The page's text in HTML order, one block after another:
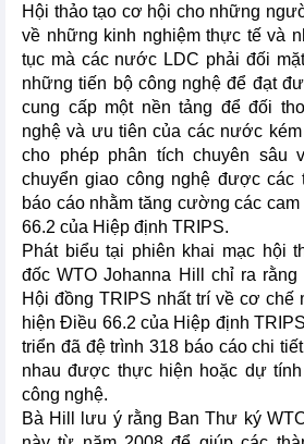
Hội thảo tạo cơ hội cho những
về những kinh nghiệm thực tế và
tục mà các nước LDC phải đối
những tiến bộ công nghệ để đạt
cung cấp một nền tảng để đối
nghệ và ưu tiên của các nước
cho phép phân tích chuyên sâu
chuyển giao công nghệ được các
báo cáo nhằm tăng cường các
66.2 của Hiệp định TRIPS.
Phát biểu tại phiên khai mạc hội
đốc WTO Johanna Hill chỉ ra
Hội đồng TRIPS nhất trí về cơ chế
hiện Điều 66.2 của Hiệp định
triển đã đệ trình 318 báo cáo chi
nhau được thực hiện hoặc dự
công nghệ.
Bà Hill lưu ý rằng Ban Thư ký